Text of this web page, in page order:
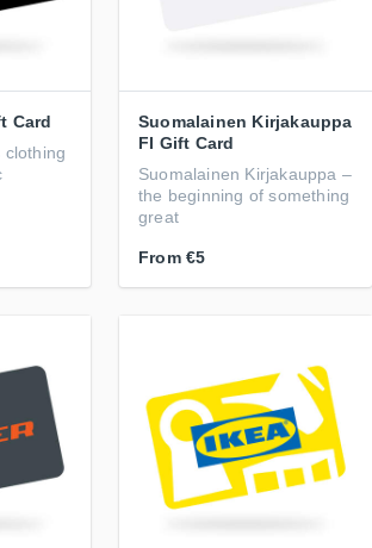
Card
Suomalainen Kirjakauppa
FI Gift Card
Suomalainen Kirjakauppa –
the beginning of something
great
From €5